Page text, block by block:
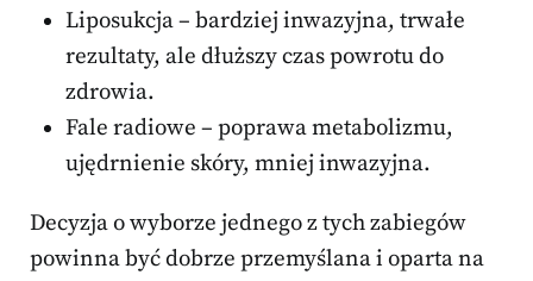
Liposukcja – bardziej inwazyjna, trwałe
rezultaty, ale dłuższy czas powrotu do
zdrowia.
Fale radiowe – poprawa metabolizmu,
ujędrnienie skóry, mniej inwazyjna.
Decyzja o wyborze jednego z tych zabiegów
powinna być dobrze przemyślana i oparta na